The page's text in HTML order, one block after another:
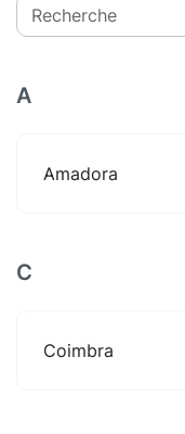
Recherche
A
Amadora
C
Coimbra